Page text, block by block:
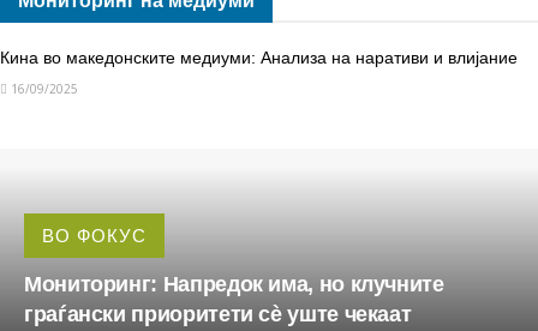
Кина во македонските медиуми: Анализа на наративи и влијание
16/09/2025
ВО ФОКУС
Мониторинг: Напредок има, но клучните
граѓански приоритети сè уште чекаат